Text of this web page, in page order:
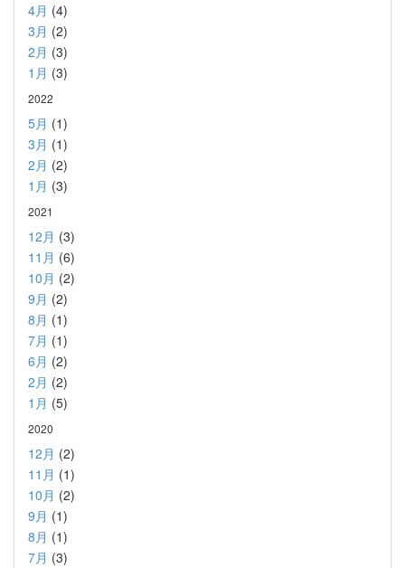
4月 (4)
3月 (2)
2月 (3)
1月 (3)
2022
5月 (1)
3月 (1)
2月 (2)
1月 (3)
2021
12月 (3)
11月 (6)
10月 (2)
9月 (2)
8月 (1)
7月 (1)
6月 (2)
2月 (2)
1月 (5)
2020
12月 (2)
11月 (1)
10月 (2)
9月 (1)
8月 (1)
7月 (3)